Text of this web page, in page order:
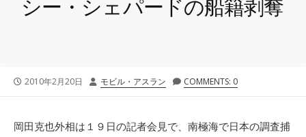
シー・シェパードの船籍剥奪
公
2010年2月20日
投
モビル・アスラン COMMENTS: 0
岡田克也外相は１９日の記者会見で、南極海で日本の調査捕